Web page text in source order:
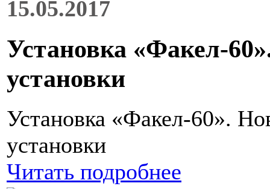
15.05.2017
Установка «Факел-
установки
Установка «Факел-60».
установки
Читать подробнее